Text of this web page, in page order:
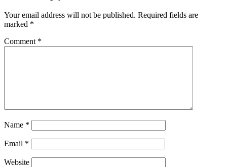
Your email address will not be published. Required fields are
marked *
Comment *
Name *
Email *
Website